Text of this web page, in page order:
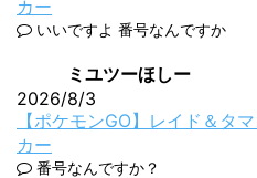
カー
いいですよ 番号なんですか
ミユツーほしー
2026/8/3
【ポケモンGO】レイド＆タ
カー
番号なんですか？